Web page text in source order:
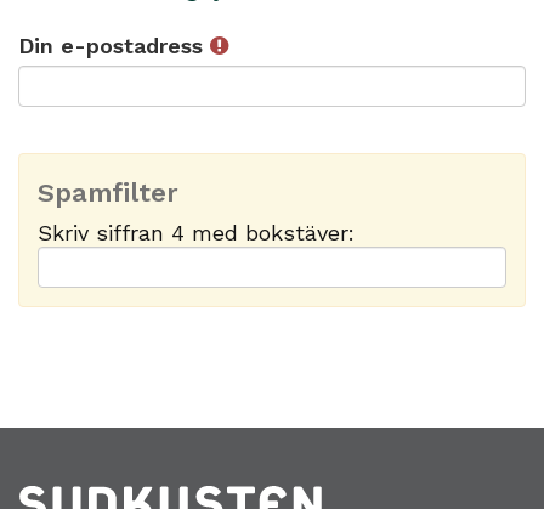
Din e-postadress
Spamfilter
Skriv siffran 4 med bokstäver: